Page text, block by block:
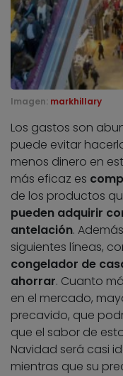
Imagen: markhillary
Los gastos son
puede evitar
menos dinero en
más eficaz es
de los productos
pueden adquirir
antelación.
siguientes líneas,
congelador de
ahorrar. Cuanto
en el mercado,
precavido, que
que el sabor de
Navidad será casi
mientras que su